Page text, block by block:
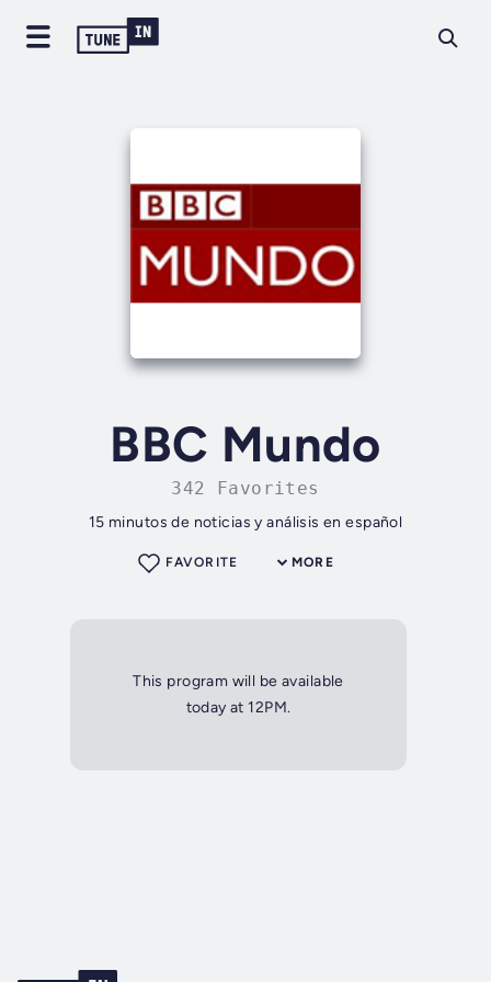
BBC Mundo
342 Favorites
15 minutos de noticias y análisis en español
MORE
FAVORITE
This program will be available
today at 12PM.